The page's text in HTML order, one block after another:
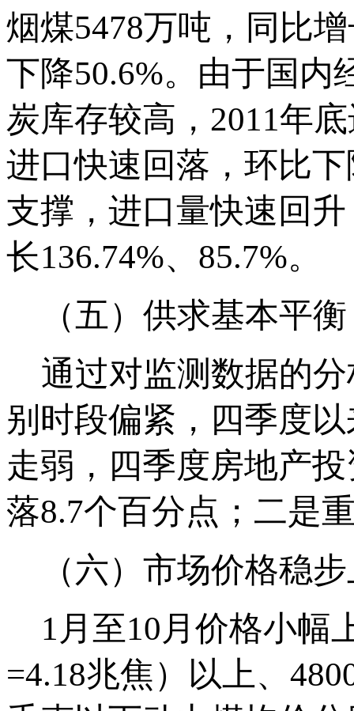
烟煤5478万吨，同比
下降50.6%。由于国内
炭库存较高，2011年
进口快速回落，环比
支撑，进口量快速回
长136.74%、85.7%。
（五）供求基本平衡
通过对监测数据的分
别时段偏紧，四季度
走弱，四季度房地产
落8.7个百分点；二是
（六）市场价格稳步
1月至10月价格小幅
=4.18兆焦）以上、